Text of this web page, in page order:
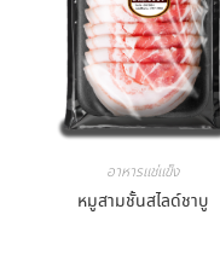
อาหารแช่แข็ง
หมูสามชั้นสไลด์ชาบู